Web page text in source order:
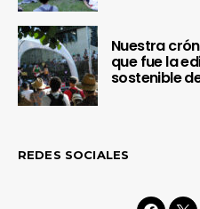
Nuestra
que fue la
sostenible
REDES SOCIALES